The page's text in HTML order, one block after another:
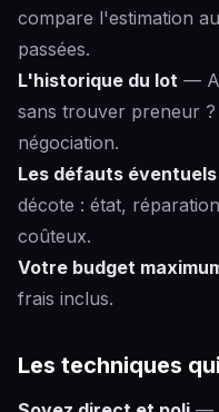
compare l'estimation
passées.
L'historique du lot —
sans trouver preneur
négociation.
Les défauts éventuels
décote : état,
coûteux.
Votre budget
frais inclus.
Les techniques